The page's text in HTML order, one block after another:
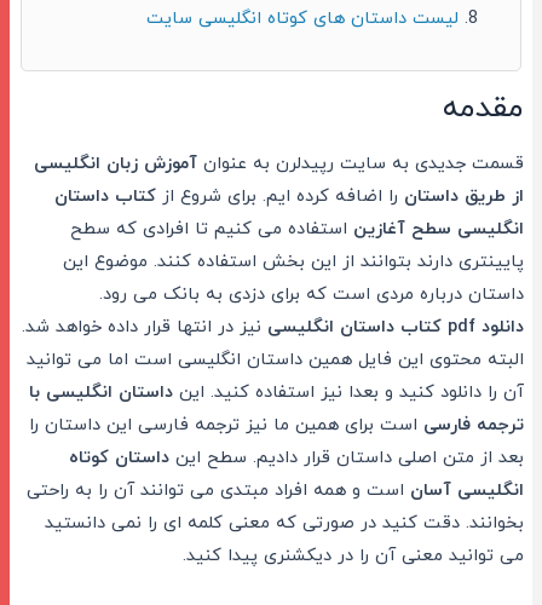
لیست داستان های کوتاه انگلیسی سایت
مقدمه
قسمت جدیدی به سایت رپیدلرن به عنوان آموزش زبان انگلیسی
از طریق داستان را اضافه کرده ایم. برای شروع ازکتاب داستان
انگلیسی سطح آغازین استفاده می کنیم تا افرادی که سطح
پایینتری دارند بتوانند از این بخش استفاده کنند. موضوع این
داستان درباره مردی است که برای دزدی به بانک می رود.
دانلود pdf کتاب داستان انگلیسی
نیز در انتها قرار داده خواهد شد.
البته محتوی این فایل همین داستان انگلیسی است اما می توانید
آن را دانلود کنید و بعدا نیز استفاده کنید. این داستان انگلیسی با
ترجمه فارسی است برای همین ما نیز ترجمه فارسی این داستان را
بعد از متن اصلی داستان قرار دادیم. سطح این داستان کوتاه
انگلیسی آسان است و همه افراد مبتدی می توانند آن را به راحتی
بخوانند. دقت کنید در صورتی که معنی کلمه ای را نمی دانستید
می توانید معنی آن را در دیکشنری پیدا کنید.